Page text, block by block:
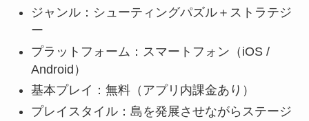
ジャンル：シューティングパズル＋ストラテジ
ー
プラットフォーム：スマートフォン（iOS /
Android）
基本プレイ：無料（アプリ内課金あり）
プレイスタイル：島を発展させながらステージ